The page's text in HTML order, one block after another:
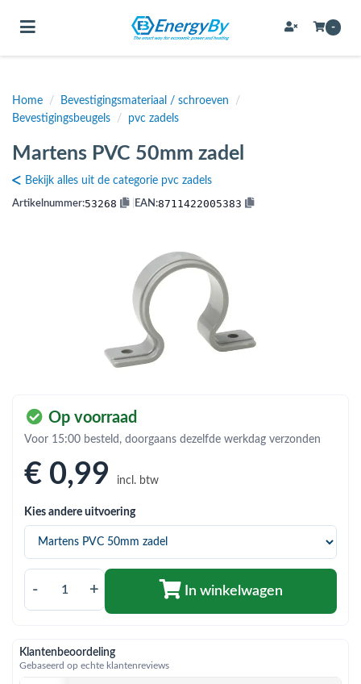
(Bevestigingsmateriaal / schroeven)
(Expansievaten)
(Hemelwaterafvoer & riolering)
(Installatiemateriaal)
(Rookkanalen)
(Sanitair)
(Verwarming, kachels & ketels)
(Zonneboilersets & onderdelen)
(Warmtepompen en warmtepompboilers)
Toggle navigation -
Home / Bevestigingsmateriaal / schroeven
/
Bevestigingsbeugels
/ pvc zadels
Martens PVC 50mm zadel
Bekijk alles uit de categorie pvc zadels
Artikelnummer:53268 EAN:8711422005383
Op voorraad
Voor 15:00 besteld, doorgaans dezelfde werkdag verzonden
€ 0,99 incl. btw
Kies andere uitvoering
- + In winkelwagen
Klantenbeoordeling
Gebaseerd op echte klantenreviews